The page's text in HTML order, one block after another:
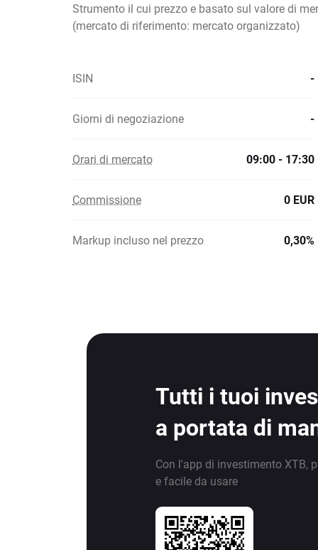
Strumento il cui prezzo e basato sul valore di
(mercato di riferimento: mercato organizzato)
ISIN -
Giorni di negoziazione -
Orari di mercato 09:00 - 17:30
Commissione 0 EUR
Markup incluso nel prezzo 0,30%
Tutti i tuoi
a portata di
Con l'app di investimento XTB,
e facile da usare